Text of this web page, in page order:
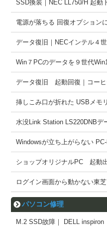
SSD換装｜NEC LL750/H 起動
電源が落ちる 回復オプション
データ復旧｜NECインテル４
Win７PCのデータを９世代
データ復旧 起動回復｜コー
挿しこみ口が折れた USBメモ
水没Link Station LS220DNBデ
Windowsが立ち上がらない
ショップオリジナルPC 起動
ログイン画面から動かない東
パソコン修理
M.2 SSD故障｜ DELL inspiron